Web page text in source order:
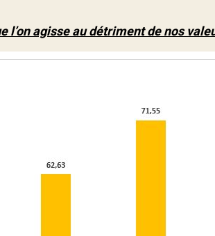
l’on agisse au détriment de nos